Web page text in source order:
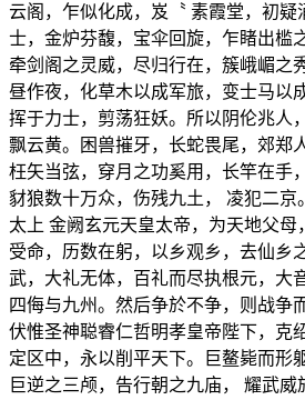
云阁，乍似化成，岌〝 素霞堂，初
士，金炉芬馥，宝伞回旋，乍睹出槛
牵剑阁之灵威，尽归行在，簇峨嵋之
昼作夜，化草木以成军旅，变士马以
挥于力士，剪荡狂妖。所以阴伦兆人
飘云黄。困兽摧牙，长蛇畏尾，郊郑
枉矢当弦，穿月之功奚用，长竿在手
豺狼数十万众，伤残九土， 凌犯二
太上 金阙玄元天皇太帝，为天地父
受命，历数在躬，以乡观乡，去仙乡
武，大礼无体，百礼而尽执根元，大
四侮与九州。然后争於不争，则战争
伏惟圣神聪睿仁哲明孝皇帝陛下，克
定区中，永以削平天下。巨鳌毙而形
巨逆之三颅，告行朝之九庙， 耀武